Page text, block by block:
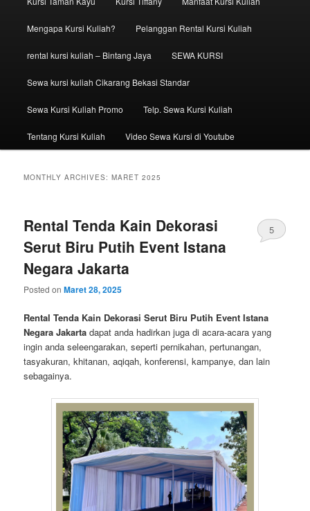
Mengapa Kursi Kuliah? Pelanggan Rental Kursi Kuliah
rental kursi kuliah – Bintang Jaya SEWA KURSI
Sewa kursi kuliah Cikarang Bekasi Standar
Sewa Kursi Kuliah Promo Telp. Sewa Kursi Kuliah
Tentang Kursi Kuliah Video Sewa Kursi di Youtube
MONTHLY ARCHIVES:MARET 2025
Rental Tenda Kain Dekorasi
Serut Biru Putih Event Istana
Negara Jakarta
Posted onMaret 28, 2025
5
Rental Tenda Kain Dekorasi Serut Biru Putih Event Istana
Negara Jakarta dapat anda hadirkan juga di acara-acara yang
ingin anda seleengarakan, seperti pernikahan, pertunangan,
tasyakuran, khitanan, aqiqah, konferensi, kampanye, dan lain
sebagainya.